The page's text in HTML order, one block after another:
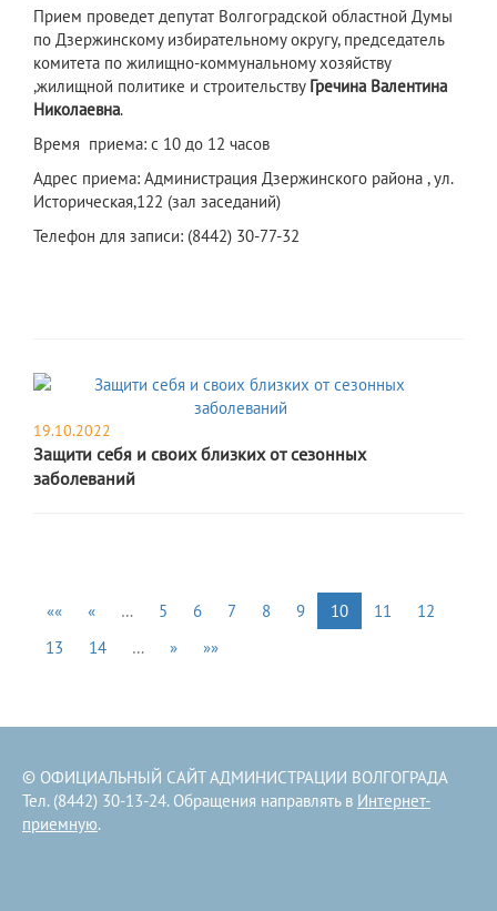
Прием проведет депутат Волгоградской областной Думы
по Дзержинскому избирательному округу, председатель
комитета по жилищно-коммунальному хозяйству
,жилищной политике и строительству Гречина Валентина
Николаевна.
Время приема: с 10 до 12 часов
Адрес приема: Администрация Дзержинского района , ул.
Историческая,122 (зал заседаний)
Телефон для записи: (8442) 30-77-32
19.10.2022
Защити себя и своих близких от сезонных
заболеваний
«« « … 5 6 7 8 9 10 11
12
13
14 … » »»
© ОФИЦИАЛЬНЫЙ САЙТ АДМИНИСТРАЦИИ ВОЛГОГРАДА
Тел. (8442) 30-13-24. Обращения направлять в Интернет-
приемную.